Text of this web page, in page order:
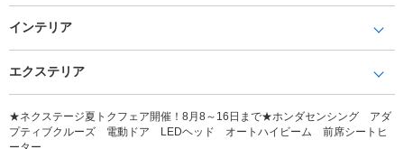
インテリア
エクステリア
★ネクステージ夏トクフェア開催！8月8～16日まで★ホンダセンシング アダ
プティブクルーズ 電動ドア LEDヘッド オートハイビーム 前席シートヒ